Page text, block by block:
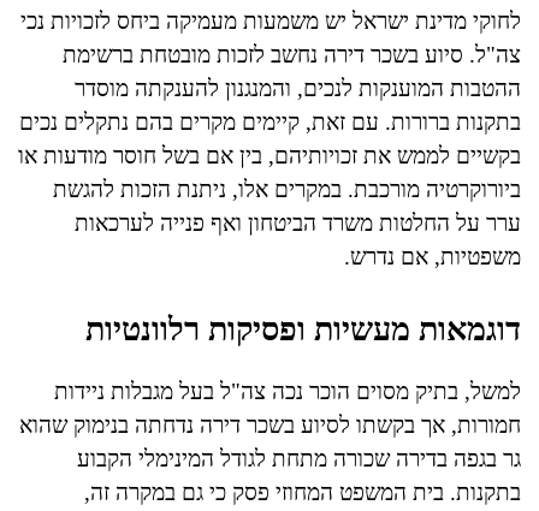
לחוקי מדינת ישראל יש משמעות מעמיקה ביחס לזכויות נכי
צה"ל. סיוע בשכר דירה נחשב לזכות מובטחת ברשימת
ההטבות המוענקות לנכים, והמנגנון להענקתה מוסדר
בתקנות ברורות. עם זאת, קיימים מקרים בהם נתקלים נכים
בקשיים לממש את זכויותיהם, בין אם בשל חוסר מודעות או
ביורוקרטיה מורכבת. במקרים אלו, ניתנת הזכות להגשת
ערר על החלטות משרד הביטחון ואף פנייה לערכאות
משפטיות, אם נדרש.
דוגמאות מעשיות ופסיקות רלוונטיות
למשל, בתיק מסוים הוכר נכה צה"ל בעל מגבלות ניידות
חמורות, אך בקשתו לסיוע בשכר דירה נדחתה בנימוק שהוא
גר בגפה בדירה שכורה מתחת לגודל המינימלי הקבוע
בתקנות. בית המשפט המחוזי פסק כי גם במקרה זה,